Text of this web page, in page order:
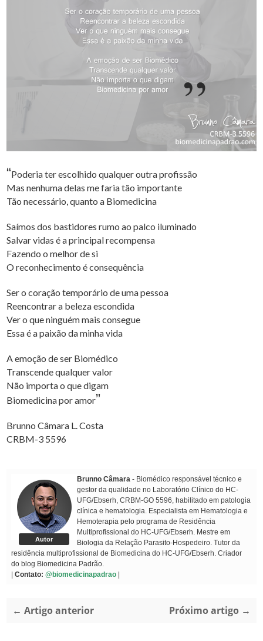
“Poderia ter escolhido qualquer outra profissão
Mas nenhuma delas me faria tão importante
Tão necessário, quanto a Biomedicina
Saímos dos bastidores rumo ao palco iluminado
Salvar vidas é a principal recompensa
Fazendo o melhor de si
O reconhecimento é consequência
Ser o coração temporário de uma pessoa
Reencontrar a beleza escondida
Ver o que ninguém mais consegue
Essa é a paixão da minha vida
A emoção de ser Biomédico
Transcende qualquer valor
Não importa o que digam
Biomedicina por amor”
Brunno Câmara L. Costa
CRBM-3 5596
Autor
Brunno Câmara - Biomédico responsável técnico e
gestor da qualidade no Laboratório Clínico do HC-
UFG/Ebserh, CRBM-GO 5596, habilitado em patologia
clínica e hematologia. Especialista em Hematologia e
Hemoterapia pelo programa de Residência
Multiprofissional do HC-UFG/Ebserh. Mestre em
Biologia da Relação Parasito-Hospedeiro. Tutor da
residência multiprofissional de Biomedicina do HC-UFG/Ebserh. Criador
do blog Biomedicina Padrão.
Contato: @biomedicinapadrao
← Artigo anterior Próximo artigo →